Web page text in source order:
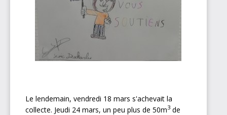
Le lendemain, vendredi 18 mars s'achevait la
collecte. Jeudi 24 mars, un peu plus de 50m3 de